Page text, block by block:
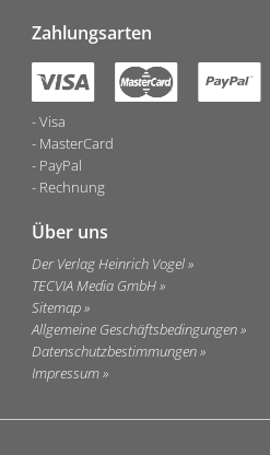
Zahlungsarten
Visa
MasterCard
PayPal
Rechnung
Über uns
Der Verlag Heinrich Vogel
TECVIA Media GmbH
Sitemap
Allgemeine Geschäftsbedingungen
Datenschutzbestimmungen
Impressum